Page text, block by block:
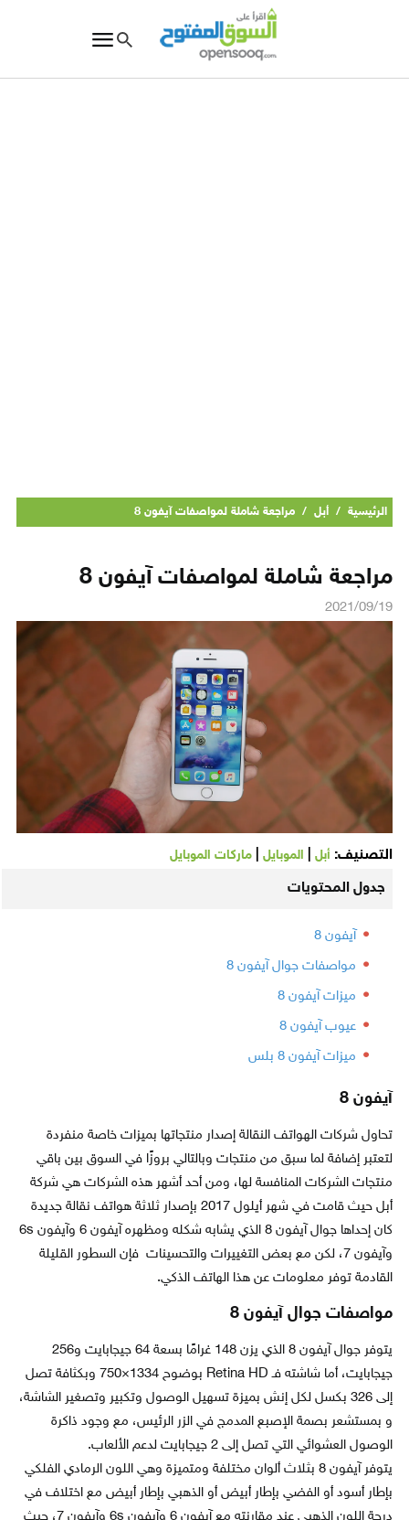
الرئيسية / أبل / مراجعة شاملة لمواصفات آيفون 8
مراجعة شاملة لمواصفات آيفون 8
2021/09/19
التصنيف: أبل| الموبايل| ماركات الموبايل
جدول المحتويات
آيفون 8
مواصفات جوال آيفون 8
ميزات آيفون 8
عيوب آيفون 8
ميزات آيفون 8 بلس
آيفون 8
تحاول شركات الهواتف النقالة إصدار منتجاتها بميزات خاصة منفردة
لتعتبر إضافة لما سبق من منتجات وبالتالي بروزًا في السوق بين باقي
منتجات الشركات المنافسة لها، ومن أحد أشهر هذه الشركات هي شركة
أبل حيث قامت في شهر أيلول 2017 بإصدار ثلاثة هواتف نقالة جديدة
كان إحداها جوال آيفون 8 الذي يشابه شكله ومظهره آيفون 6 وآيفون 6s
وآيفون 7، لكن مع بعض التغييرات والتحسينات فإن السطور القليلة
القادمة توفر معلومات عن هذا الهاتف الذكي.
مواصفات جوال آيفون 8
يتوفر جوال آيفون 8 الذي يزن 148 غرامًا بسعة 64 جيجابايت و256
جيجابايت، أما شاشته فـ Retina HD بوضوح 1334×750 وبكثافة تصل
إلى 326 بكسل لكل إنش بميزة تسهيل الوصول وتكبير وتصغير الشاشة،
و بمستشعر بصمة الإصبع المدمج في الزر الرئيس، مع وجود ذاكرة
الوصول العشوائي التي تصل إلى 2 جيجابايت لدعم الألعاب.
يتوفر آيفون 8 بثلاث ألوان مختلفة ومتميزة وهي اللون الرمادي الفلكي
بإطار أسود أو الفضي بإطار أبيض أو الذهبي بإطار أبيض مع اختلاف في
درجة اللون الذهبي عند مقارنته مع آيفون 6 وآيفون 6s وآيفون 7، حيث